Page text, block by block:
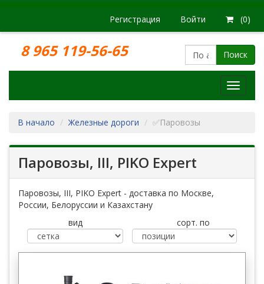
Регистрация Войти (0)
8 965 119-56-65 Поиск
Модели
В начало
Железные дороги ✅Паровозы
Паровозы, III, PIKO Expert
Паровозы, III, PIKO Expert - доставка по Москве,
России, Белоруссии и Казахстану
вид
сорт. по